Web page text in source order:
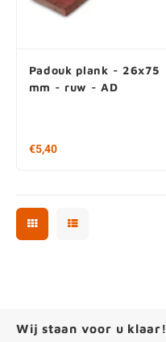
Padouk plank - 26x75
mm - ruw - AD
€5,40
Wij staan voor u klaar!